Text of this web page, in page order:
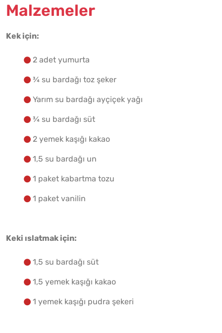
Malzemeler
Kek için:
2 adet yumurta
¾ su bardağı toz şeker
Yarım su bardağı ayçiçek yağı
¾ su bardağı süt
2 yemek kaşığı kakao
1,5 su bardağı un
1 paket kabartma tozu
1 paket vanilin
Keki ıslatmak için:
1,5 su bardağı süt
1,5 yemek kaşığı kakao
1 yemek kaşığı pudra şekeri